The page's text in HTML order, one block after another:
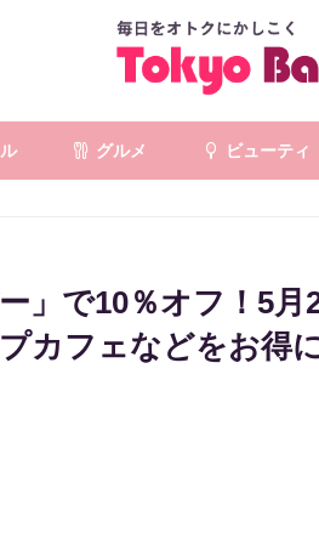
グルメ ビューティ
」で10％オフ！5月
カフェなどをお得